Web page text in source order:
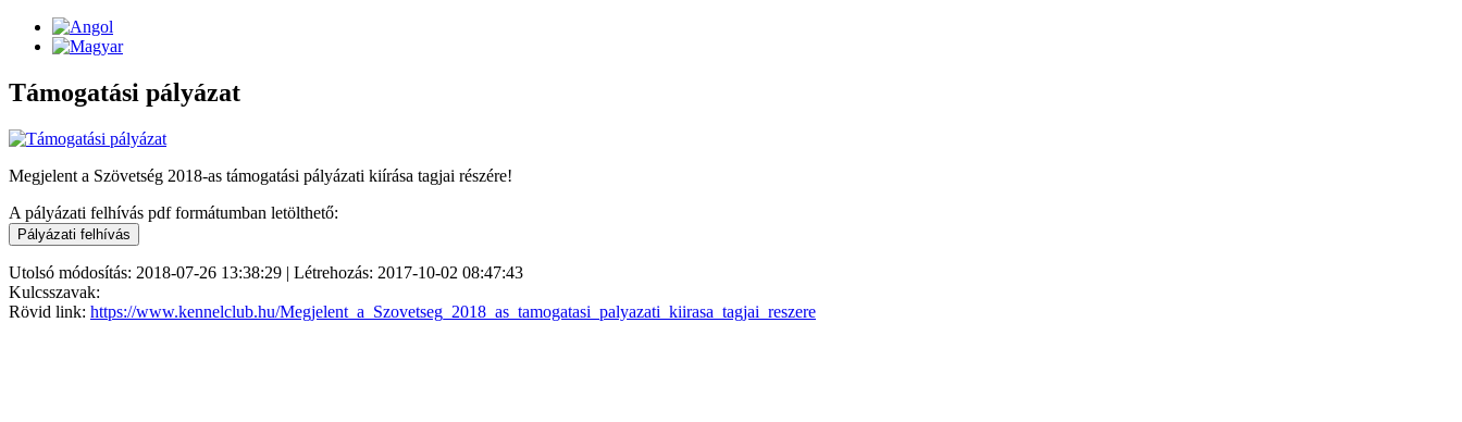
Támogatási pályázat
Megjelent a Szövetség 2018-as támogatási pályázati kiírása tagjai részére!
A pályázati felhívás pdf formátumban letölthető:
Utolsó módosítás: 2018-07-26 13:38:29 | Létrehozás: 2017-10-02 08:47:43
Kulcsszavak:
Rövid link: https://www.kennelclub.hu/Megjelent_a_Szovetseg_2018_as_tamogatasi_palyazati_kiirasa_tagjai_reszere